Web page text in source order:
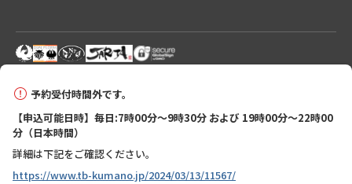
予約受付時間外です。
【申込可能日時】毎日:7時00分～9時30分 および 19時00分～22時00
分（日本時間）
詳細は下記をご確認ください。
https://www.tb-kumano.jp/2024/03/13/11567/